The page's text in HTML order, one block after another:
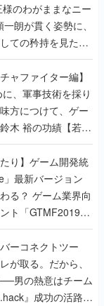
のわがままなニー
朗が貫く姿勢に、
ての矜持を見た
ャファイター編】
に、軍事技術を採り
方につけて、ゲー
木 裕の功績【若ゲ
り】ゲーム開発統
最新バージョン
る？ ゲーム業界向
ト「GTMF2019」
めよう【PR】
ーコネクトツー
が取る。だから、
男の熱意はチーム
』成功の活路を